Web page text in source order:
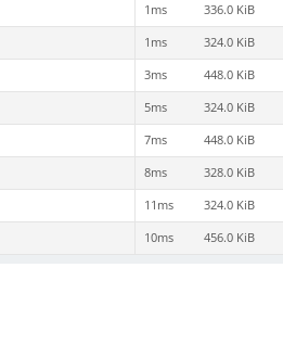
1ms 336.0 KiB
1ms 324.0 KiB
3ms 448.0 KiB
5ms 324.0 KiB
7ms 448.0 KiB
8ms 328.0 KiB
11ms 324.0 KiB
10ms 456.0 KiB